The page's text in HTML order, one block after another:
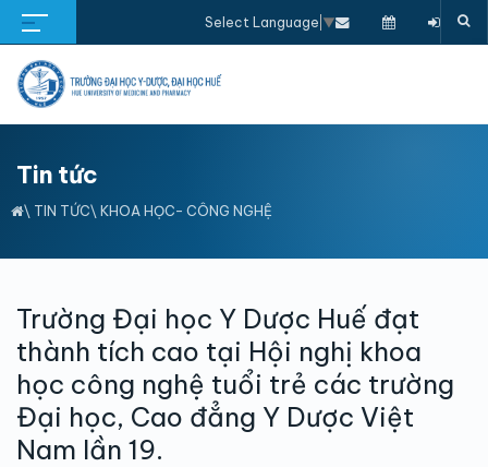
Select Language ▼
Tin tức
\ TIN TỨC\ KHOA HỌC- CÔNG NGHỆ
Trường Đại học Y Dược Huế đạt
thành tích cao tại Hội nghị khoa
học công nghệ tuổi trẻ các trường
Đại học, Cao đẳng Y Dược Việt
Nam lần 19.